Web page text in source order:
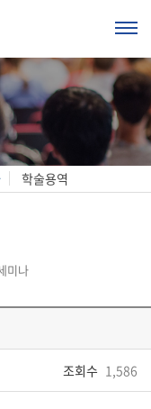
학술용역
미나
조회수 1,586